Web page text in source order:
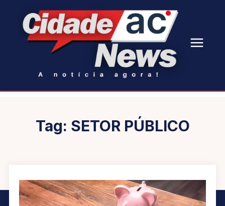
Tag: SETOR PÚBLICO